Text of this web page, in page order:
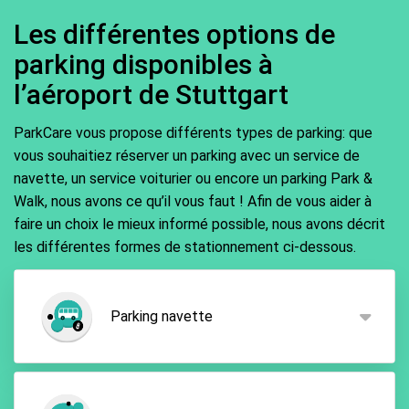
pour finaliser cette étape. Le paiement peut
s'effectuer en ligne en toute sécurité par carte de
crédit (Visa, MasterCard) ou bien via PayPal.
veillerons ensuite ensemble à ce que vous receviez
l'e-mail contenant tous les détails.
Les différentes options de
parking disponibles à
l’aéroport de Stuttgart
ParkCare vous propose différents types de parking: que
vous souhaitiez réserver un parking avec un service de
navette, un service voiturier ou encore un parking Park &
Walk, nous avons ce qu’il vous faut ! Afin de vous aider à
faire un choix le mieux informé possible, nous avons décrit
les différentes formes de stationnement ci-dessous.
Parking navette
En utilisant leparking navette, vous garez votre
voiture à quelques kilomètres de l'aéroport. En